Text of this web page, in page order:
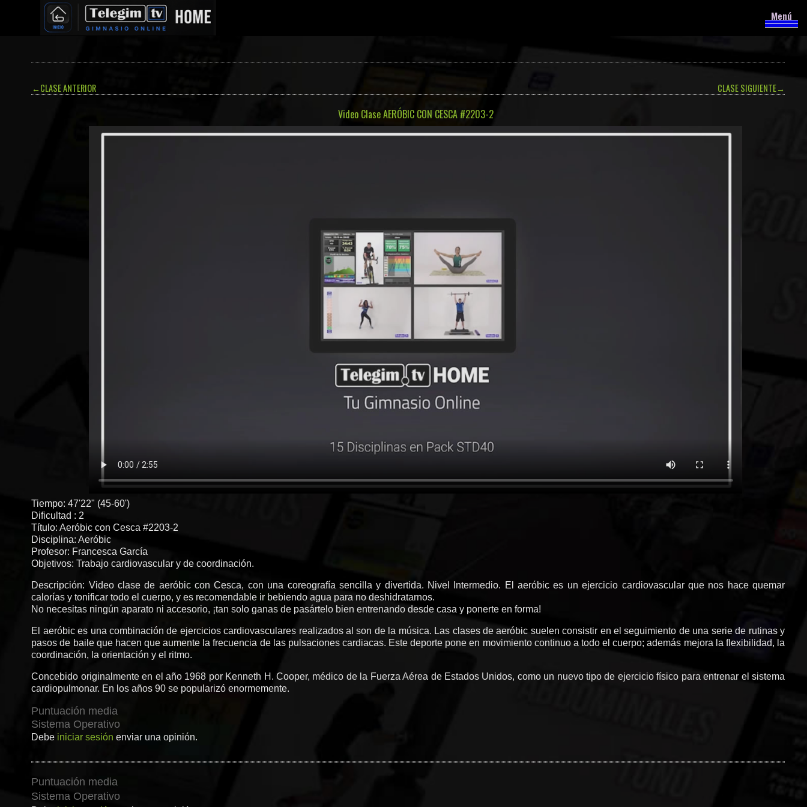
Menú
←CLASE ANTERIOR CLASE SIGUIENTE→
Video Clase AERÓBIC CON CESCA #2203-2
Tiempo: 47'22" (45-60')
Dificultad : 2
Título: Aeróbic con Cesca #2203-2
Disciplina: Aeróbic
Profesor: Francesca García
Objetivos: Trabajo cardiovascular y de coordinación.
Descripción: Video clase de aeróbic con Cesca, con una coreografía sencilla y divertida. Nivel Intermedio. El aeróbic es un ejercicio cardiovascular que nos hace quemar
calorías y tonificar todo el cuerpo, y es recomendable ir bebiendo agua para no deshidratarnos.
No necesitas ningún aparato ni accesorio, ¡tan solo ganas de pasártelo bien entrenando desde casa y ponerte en forma!
El aeróbic es una combinación de ejercicios cardiovasculares realizados al son de la música. Las clases de aeróbic suelen consistir en el seguimiento de una serie de rutinas y
pasos de baile que hacen que aumente la frecuencia de las pulsaciones cardiacas. Este deporte pone en movimiento continuo a todo el cuerpo; además mejora la flexibilidad, la
coordinación, la orientación y el ritmo.
Concebido originalmente en el año 1968 por Kenneth H. Cooper, médico de la Fuerza Aérea de Estados Unidos, como un nuevo tipo de ejercicio físico para entrenar el sistema
cardiopulmonar. En los años 90 se popularizó enormemente.
Puntuación media
Sistema Operativo
Debe iniciar sesión enviar una opinión.
Puntuación media
Sistema Operativo